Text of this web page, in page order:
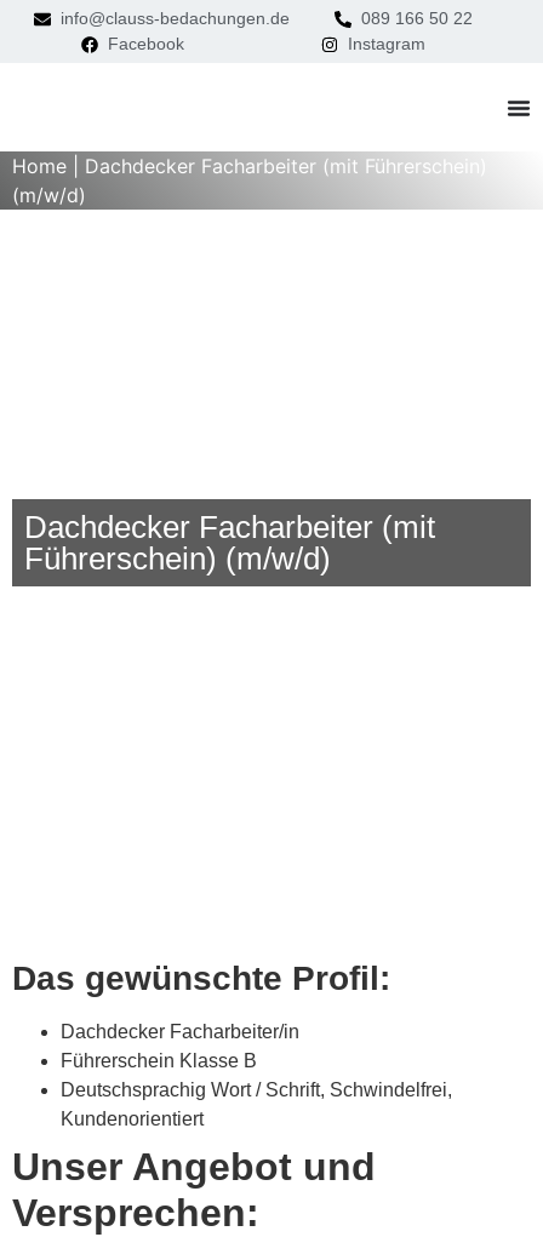
info@clauss-bedachungen.de
089 166 50 22
Facebook
Instagram
Home
Dachdecker Facharbeiter (mit Führerschein)
(m/w/d)
Dachdecker Facharbeiter (mit
Führerschein) (m/w/d)
Das gewünschte Profil:
Dachdecker Facharbeiter/in
Führerschein Klasse B
Deutschsprachig Wort / Schrift, Schwindelfrei,
Kundenorientiert
Unser Angebot und
Versprechen: